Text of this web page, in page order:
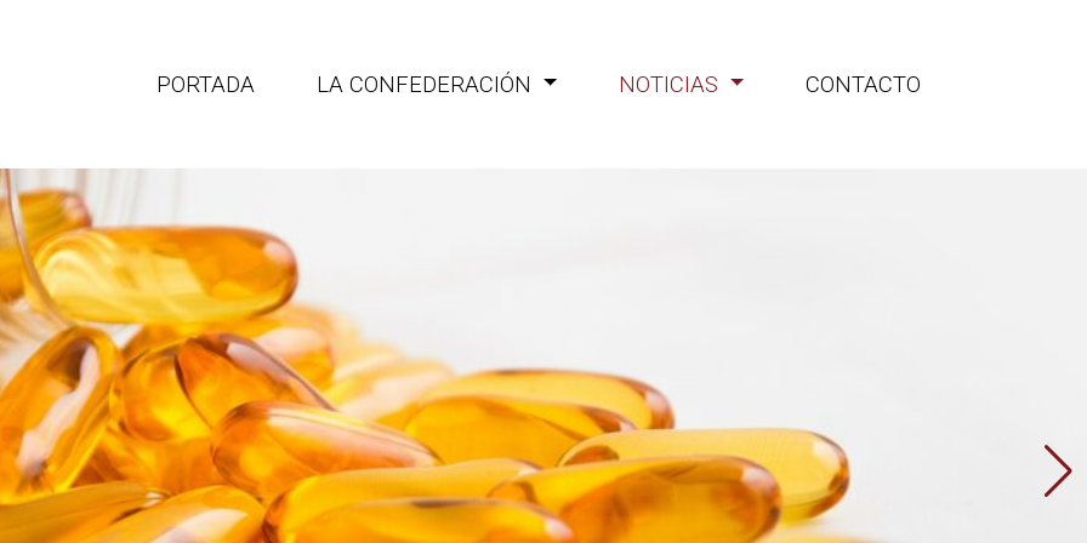
PORTADA LA CONFEDERACIÓN NOTICIAS CONTACTO
Portal de empleo
para profesionales
CEATIMEF
española de asociaciones